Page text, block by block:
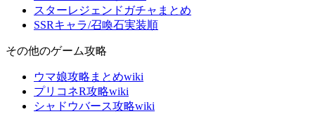
スターレジェンドガチャまとめ
SSRキャラ/召喚石実装順
その他のゲーム攻略
ウマ娘攻略まとめwiki
プリコネR攻略wiki
シャドウバース攻略wiki